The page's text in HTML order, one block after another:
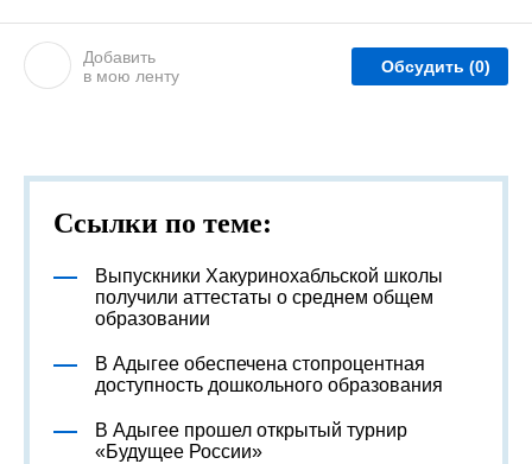
Добавить
в мою ленту
Обсудить (0)
Ссылки по теме:
Выпускники Хакуринохабльской школы
получили аттестаты о среднем общем
образовании
В Адыгее обеспечена стопроцентная
доступность дошкольного образования
В Адыгее прошел открытый турнир
«Будущее России»